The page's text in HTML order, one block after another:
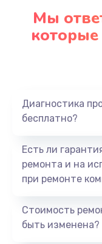
Мы
Диагностика
бесплатно?
Есть ли
ремонта и на
при ремонте
Стоимость
быть изменена?